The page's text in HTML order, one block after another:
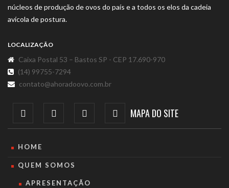
núcleos de produção de ovos do país e a todos os elos da cadeia
avícola de postura.
LOCALIZAÇÃO
Caixa Postal 53 – Bastos SP - CEP 17.690-970
(14) 99755-7294
contato@ahoradoovo.com.br
MAPA DO SITE
HOME
QUEM SOMOS
APRESENTAÇÃO